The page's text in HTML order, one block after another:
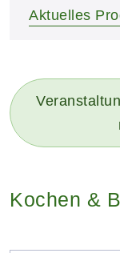
Aktuelles
Kochen &